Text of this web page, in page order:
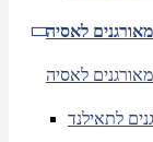
לאסיה
לאסיה
לתאילנד